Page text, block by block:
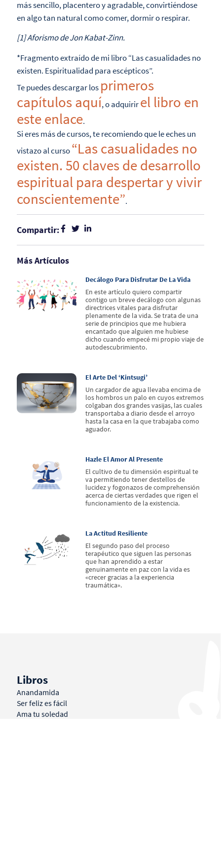
más sencillo, placentero y agradable, convirtiéndose
en algo tan natural como comer, dormir o respirar.
[1] Aforismo de Jon Kabat-Zinn.
*Fragmento extraído de mi libro “Las casualidades no
existen. Espiritualidad para escépticos”.
Te puedes descargar los primeros
capítulos aquí, o adquirirel libro en
este enlace.
Si eres más de cursos, te recomiendo que le eches un
vistazo al curso“Las casualidades no
existen. 50 claves de desarrollo
espiritual para despertar y vivir
conscientemente”.
Compartir:
Más Artículos
Decálogo Para Disfrutar De La Vida
En este artículo quiero compartir
contigo un breve decálogo con algunas
directrices vitales para disfrutar
plenamente de la vida. Se trata de una
serie de principios que me hubiera
encantado que alguien me hubiese
dicho cuando empecé mi propio viaje de
autodescubrimiento.
El Arte Del ‘kintsugi’
Un cargador de agua llevaba encima de
los hombros un palo en cuyos extremos
colgaban dos grandes vasijas, las cuales
transportaba a diario desde el arroyo
hasta la casa en la que trabajaba como
aguador.
Hazle El Amor Al Presente
El cultivo de tu dimensión espiritual te
va permitiendo tener destellos de
lucidez y fogonazos de comprehensión
acerca de ciertas verdades que rigen el
funcionamiento de la existencia.
La Actitud Resiliente
El segundo paso del proceso
terapéutico que siguen las personas
que han aprendido a estar
genuinamente en paz con la vida es
«crecer gracias a la experiencia
traumática».
Libros
Anandamida
Ser feliz es fácil
Ama tu soledad